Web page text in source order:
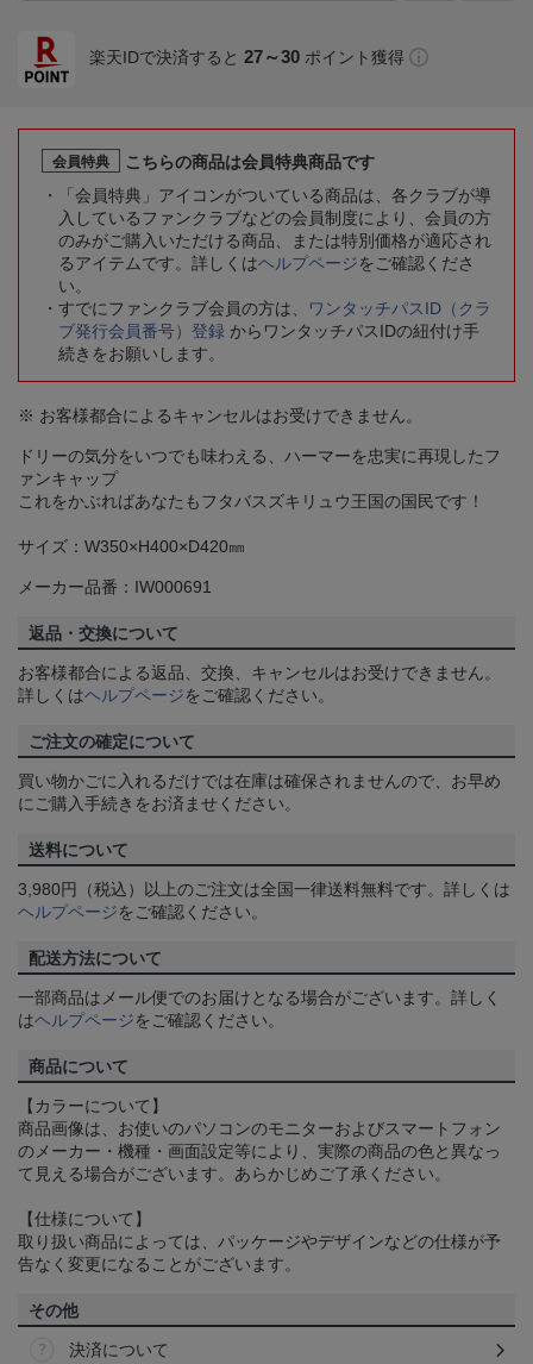
楽天IDで決済すると 27～30 ポイント獲得
会員特典
こちらの商品は会員特典商品です
「会員特典」アイコンがついている商品は、各クラブが導
入しているファンクラブなどの会員制度により、会員の方
のみがご購入いただける商品、または特別価格が適応され
るアイテムです。詳しくはヘルプページをご確認くださ
い。
すでにファンクラブ会員の方は、
ワンタッチパスID（クラ
ブ発行会員番号）登録 からワンタッチパスIDの紐付け手
続きをお願いします。
※ お客様都合によるキャンセルはお受けできません。
ドリーの気分をいつでも味わえる、ハーマーを忠実に再現したフ
ァンキャップ
これをかぶればあなたもフタバスズキリュウ王国の国民です！
サイズ：W350×H400×D420㎜
メーカー品番：IW000691
返品・交換について
お客様都合による返品、交換、キャンセルはお受けできません。
詳しくはヘルプページをご確認ください。
ご注文の確定について
買い物かごに入れるだけでは在庫は確保されませんので、お早め
にご購入手続きをお済ませください。
送料について
3,980円（税込）以上のご注文は全国一律送料無料です。詳しくは
ヘルプページをご確認ください。
配送方法について
一部商品はメール便でのお届けとなる場合がございます。詳しく
はヘルプページをご確認ください。
商品について
【カラーについて】
商品画像は、お使いのパソコンのモニターおよびスマートフォン
のメーカー・機種・画面設定等により、実際の商品の色と異なっ
て見える場合がございます。あらかじめご了承ください。
【仕様について】
取り扱い商品によっては、パッケージやデザインなどの仕様が予
告なく変更になることがございます。
その他
決済について